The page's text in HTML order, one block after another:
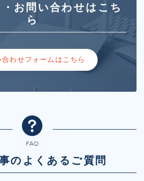
お問い合わせはこち
ら
合わせフォームはこちら
FAQ
のよくあるご質問